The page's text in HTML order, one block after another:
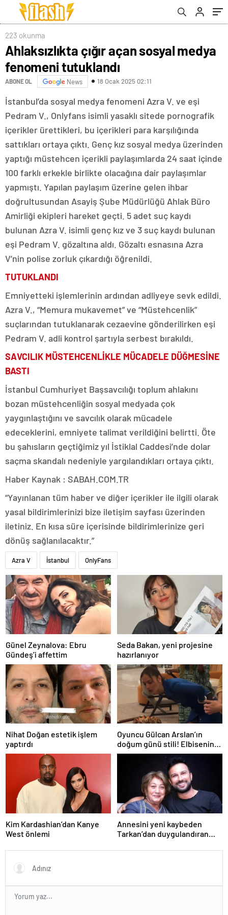
223 okunma
Ahlaksızlıkta çığır açan sosyal medya
fenomeni tutuklandı
ABONE OL News 18 Ocak 2025 02:11
İstanbul’da sosyal medya fenomeni Azra V. ve eşi
Pedram V., Onlyfans isimli yasaklı sitede pornografik
içerikler ürettikleri, bu içerikleri para karşılığında
sattıkları ortaya çıktı. Genç kız sosyal medya üzerinden
yaptığı müstehcen içerikli paylaşımlarda 24 saat içinde
100 farklı erkekle birlikte olacağına dair paylaşımlar
yapmıştı. Yapılan paylaşım üzerine gelen ihbar
doğrultusundan Asayiş Şube Müdürlüğü Ahlak Büro
Amirliği ekipleri hareket geçti. 5 adet suç kaydı
bulunan Azra V. isimli genç kız ve 3 suç kaydı bulunan
eşi Pedram V. gözaltına aldı. Gözaltı esnasına Azra
V’nin polise zorluk çıkardığı öğrenildi.
TUTUKLANDI
Emniyetteki işlemlerinin ardından adliyeye sevk edildi.
Azra V., “Memura mukavemet” ve “Müstehcenlik”
suçlarından tutuklanarak cezaevine gönderilirken eşi
Pedram V. adli kontrol şartıyla serbest bırakıldı.
SAVCILIK MÜSTEHCENLİKLE MÜCADELE DÜĞMESİNE
BASTI
İstanbul Cumhuriyet Başsavcılığı toplum ahlakını
bozan müstehcenliğin sosyal medyada çok
yaygınlaştığını ve savcılık olarak mücadele
edeceklerini, emniyete talimat verildiğini belirtti. Öte
bu şahısların geçtiğimiz yıl İstiklal Caddesi’nde dolar
saçma skandalı nedeniyle yargılandıkları ortaya çıktı.
Haber Kaynak : SABAH.COM.TR
“Yayınlanan tüm haber ve diğer içerikler ile ilgili olarak
yasal bildirimlerinizi bize iletişim sayfası üzerinden
iletiniz. En kısa süre içerisinde bildirimlerinize geri
dönüş sağlanılacaktır.”
Azra V İstanbul OnlyFans
Günel Zeynalova: Ebru
Gündeş’i affettim
Seda Bakan, yeni projesine
hazırlanıyor
Nihat Doğan estetik işlem
yaptırdı
Oyuncu Gülcan Arslan’ın
doğum günü stili! Elbisenin
düğmelerini kapatmadı
Kim Kardashian’dan Kanye
West önlemi
Annesini yeni kaybeden
Tarkan’dan duygulandıran
yaşananları ilk kez anlattı